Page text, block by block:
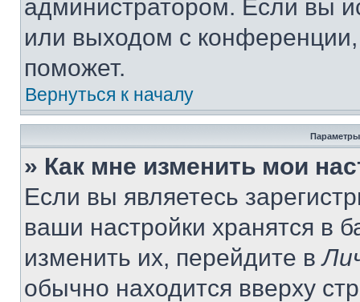
администратором. Если вы
или выходом с
поможет.
Вернуться к началу
Параметры
» Как мне изменить мои
Если вы являетесь
ваши настройки хранятся в
изменить их, перейдите в
обычно находится вверху